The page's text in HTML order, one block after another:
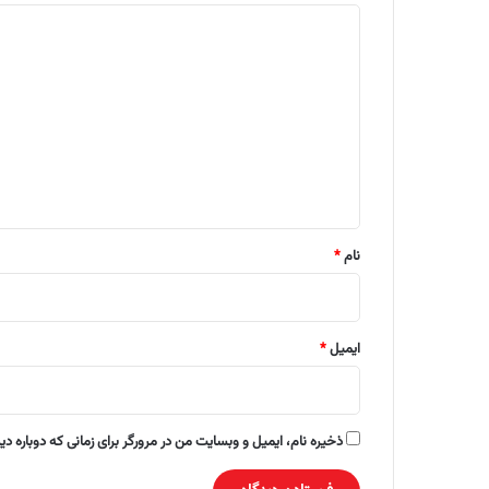
نام*
ایمیل*
ذخیره نام، ایمیل و وبسایت من در مرورگر برای زمانی که